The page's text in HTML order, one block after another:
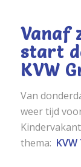
Vanaf
start
KVW
Van
weer tijd
thema: KVW